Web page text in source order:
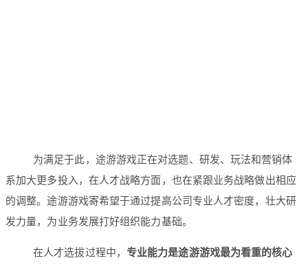
为满足于此，途游游戏正在对选题、研发、玩法和营销体
系加大更多投入，在人才战略方面，也在紧跟业务战略做出相应
的调整。途游游戏寄希望于通过提高公司专业人才密度，壮大研
发力量，为业务发展打好组织能力基础。
在人才选拔过程中， 专业能力是途游游戏最为看重的核心